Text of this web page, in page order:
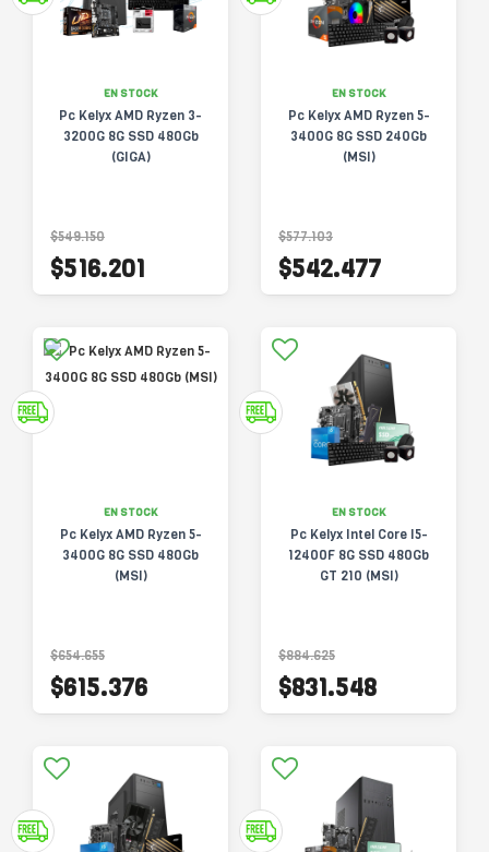
EN STOCK
Pc Kelyx AMD Ryzen 3-
3200G 8G SSD 480Gb
(GIGA)
$549.150
$516.201
EN STOCK
Pc Kelyx AMD Ryzen 5-
3400G 8G SSD 240Gb
(MSI)
$577.103
$542.477
EN STOCK
Pc Kelyx AMD Ryzen 5-
3400G 8G SSD 480Gb
(MSI)
$654.655
$615.376
EN STOCK
Pc Kelyx Intel Core I5-
12400F 8G SSD 480Gb
GT 210 (MSI)
$884.625
$831.548